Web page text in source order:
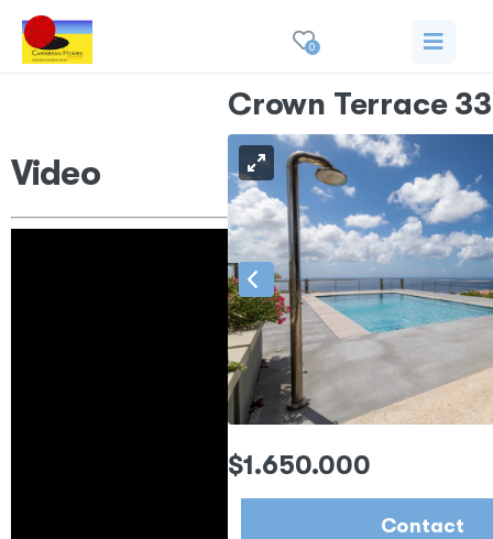
0
Video
Crown Terrace 33
$1.650.000
Contact